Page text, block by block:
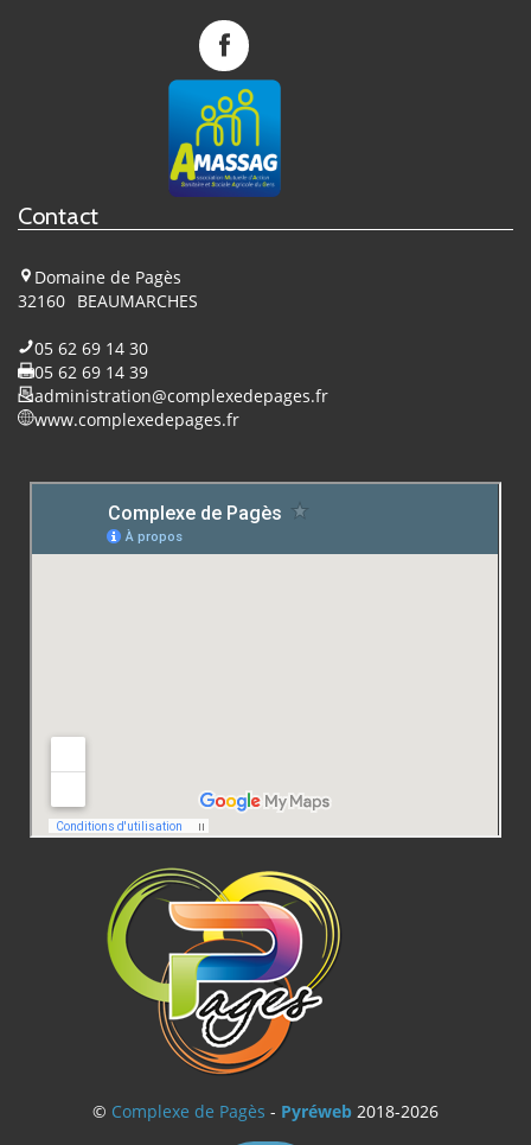
Complexe
Pagès
sur
Contact
Domaine de Pagès
32160 BEAUMARCHES
05 62 69 14 30
05 62 69 14 39
administration@complexedepages.fr
www.complexedepages.fr
© Complexe de Pagès - Pyréweb2018-2026